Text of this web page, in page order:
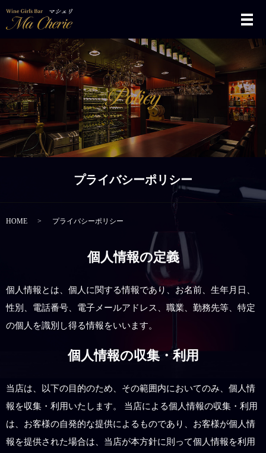
メ
プライバシーポリシー
HOME プライバシーポリシー
個人情報の定義
個人情報とは、個人に関する情報であり、お名前、生年月日、
性別、電話番号、電子メールアドレス、職業、勤務先等、特定
の個人を識別し得る情報をいいます。
個人情報の収集・利用
当店は、以下の目的のため、その範囲内においてのみ、個人情
報を収集・利用いたします。 当店による個人情報の収集・利用
は、お客様の自発的な提供によるものであり、お客様が個人情
報を提供された場合は、当店が本方針に則って個人情報を利用